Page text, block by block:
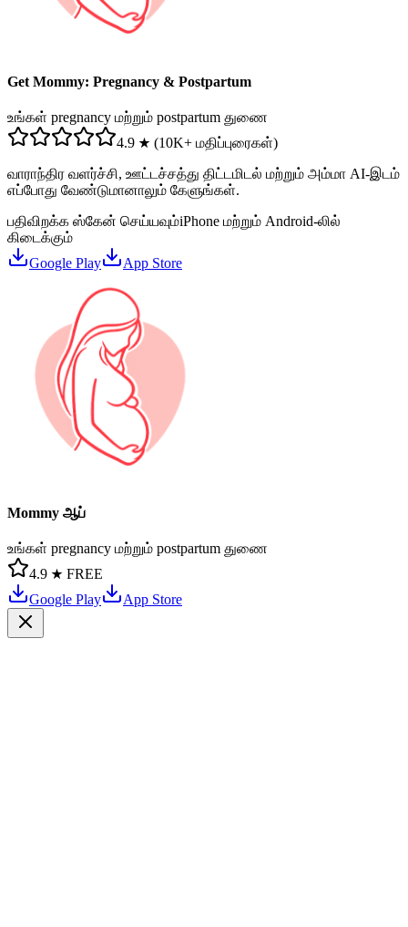
Get Mommy: Pregnancy & Postpartum
உங்கள் pregnancy மற்றும் postpartum துணை
4.9 ★ (10K+ மதிப்புரைகள்)
வாராந்திர வளர்ச்சி, ஊட்டச்சத்து திட்டமிடல் மற்றும் அம்மா AI-இடம்
எப்போது வேண்டுமானாலும் கேளுங்கள்.
பதிவிறக்க ஸ்கேன் செய்யவும்iPhone மற்றும் Android-லில்
கிடைக்கும்
Google Play
App Store
Mommy ஆப்
உங்கள் pregnancy மற்றும் postpartum துணை
4.9 ★ FREE
Google Play
App Store